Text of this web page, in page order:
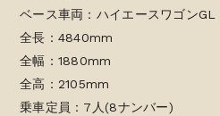
ベース車両：ハイエースワゴンGL
全長：4840mm
全幅：1880mm
全高：2105mm
乗車定員：7人(8ナンバー)